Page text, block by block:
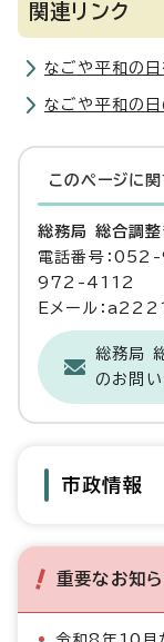
関連リンク
なごや平和の日
なごや平和の日
このページに
総務局 総合調
電話番号：
972-4112
Eメール：
総務局
のお問
市政情報
重要なお知